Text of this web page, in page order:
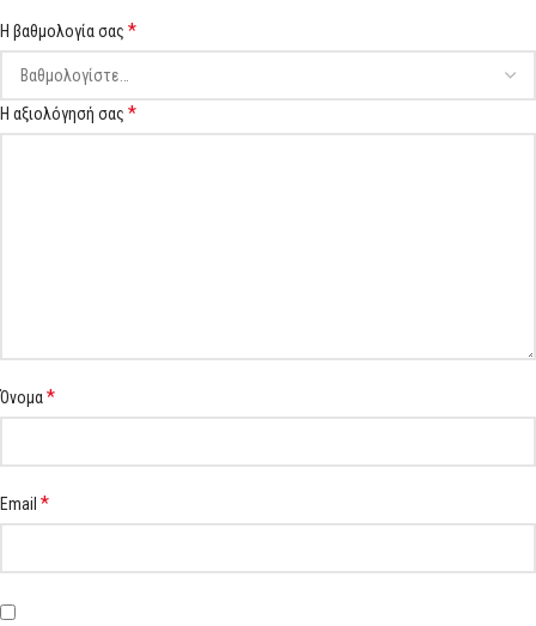
Η βαθμολογία σας *
Η αξιολόγησή σας *
Όνομα*
Email *